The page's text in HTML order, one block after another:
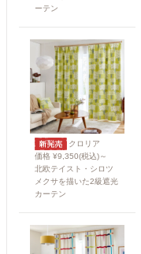
ーテン
クロリア
価格 ¥9,350(税込)～
北欧テイスト・シロツ
メクサを描いた2級遮光
カーテン